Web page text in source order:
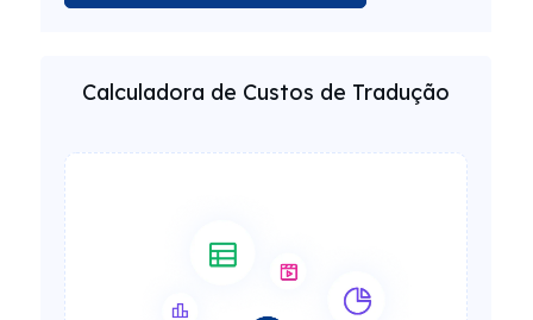
Calculadora de Custos de Tradução